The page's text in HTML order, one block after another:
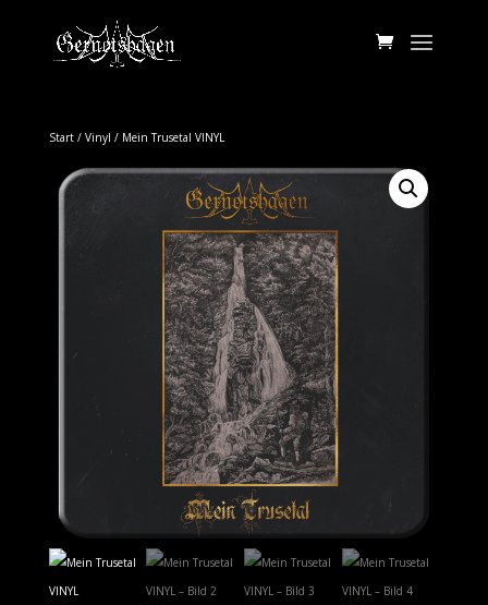
Start/ Vinyl / Mein Trusetal VINYL